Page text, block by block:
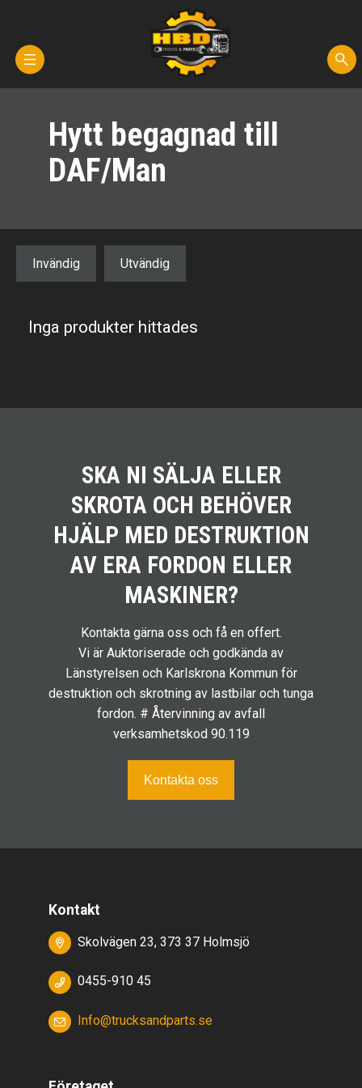
Kontakta oss
Fordon för demontering
Transporter
Hytt begagnad till
DAF/Man
Invändig Utvändig
Inga produkter hittades
SKA NI SÄLJA ELLER
SKROTA OCH BEHÖVER
HJÄLP MED DESTRUKTION
AV ERA FORDON ELLER
MASKINER?
Kontakta gärna oss och få en offert.
Vi är Auktoriserade och godkända av
Länstyrelsen och Karlskrona Kommun för
destruktion och skrotning av lastbilar och tunga
fordon. # Återvinning av avfall
verksamhetskod 90.119
Kontakta oss
Kontakt
Skolvägen 23, 373 37 Holmsjö
0455-910 45
Info@trucksandparts.se